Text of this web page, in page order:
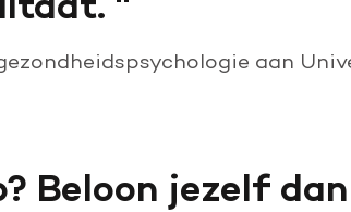
aan
Beloon jezelf